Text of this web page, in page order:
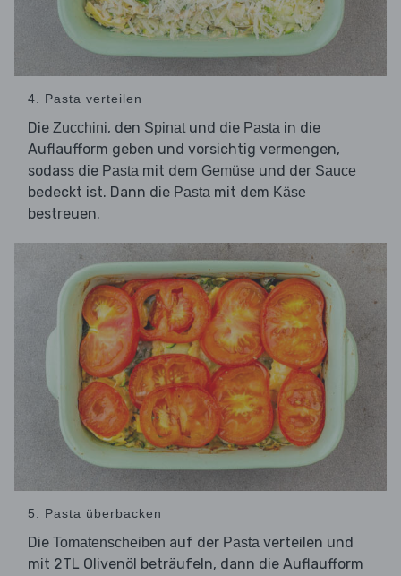
4. Pasta verteilen
Die Zucchini, den Spinat und die Pasta in die
Auflaufform geben und vorsichtig vermengen,
sodass die Pasta mit dem Gemüse und der Sauce
bedeckt ist. Dann die Pasta mit dem Käse
bestreuen.
5. Pasta überbacken
Die Tomatenscheiben auf der Pasta verteilen und
mit 2TL Olivenöl beträufeln, dann die Auflaufform